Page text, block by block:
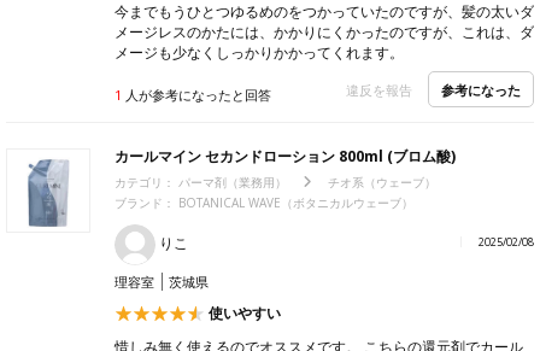
今までもうひとつゆるめのをつかっていたのですが、髪の太いダ
メージレスのかたには、かかりにくかったのですが、これは、ダ
メージも少なくしっかりかかってくれます。
1 人が参考になったと回答 違反を報告 参考になった
カールマイン セカンドローション 800ml (ブロム酸)
カテゴリ： パーマ剤（業務用）
チオ系（ウェーブ）
ブランド： BOTANICAL WAVE（ボタニカルウェーブ）
りこ 2025/02/08
理容室 茨城県
使いやすい